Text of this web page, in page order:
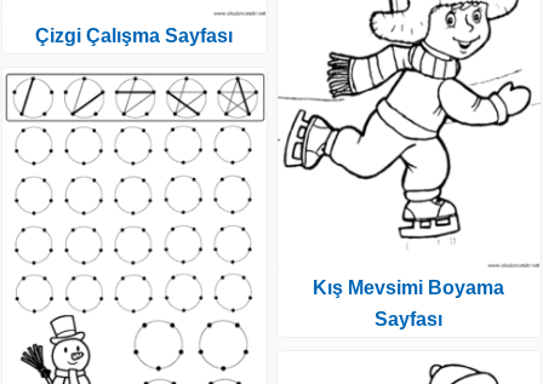
Çizgi Çalışma Sayfası
Kış Mevsimi Boyama
Sayfası